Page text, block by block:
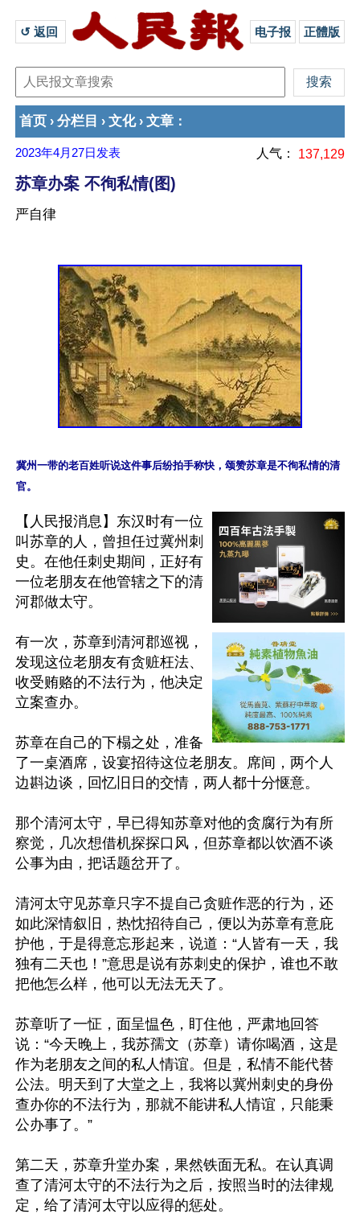
↺ 返回 电子报 正體版
首页 › 分栏目 › 文化› 文章 ：
2023年4月27日 发表 人气： 137,129
苏章办案 不徇私情(图)
严自律
冀州一带的老百姓听说这件事后纷拍手称快，颂赞苏章是不徇私情的清
【人民报消息】东汉时有一位
叫苏章的人，曾担任过冀州刺
史。在他任刺史期间，正好有
一位老朋友在他管辖之下的清
河郡做太守。
有一次，苏章到清河郡巡视，
发现这位老朋友有贪赃枉法、
收受贿赂的不法行为，他决定
立案查办。
苏章在自己的下榻之处，准备
了一桌酒席，设宴招待这位老朋友。席间，两个人
边斟边谈，回忆旧日的交情，两人都十分惬意。
那个清河太守，早已得知苏章对他的贪腐行为有所
察觉，几次想借机探探口风，但苏章都以饮酒不谈
公事为由，把话题岔开了。
清河太守见苏章只字不提自己贪赃作恶的行为，还
如此深情叙旧，热忱招待自己，便以为苏章有意庇
护他，于是得意忘形起来，说道：“人皆有一天，我
独有二天也！”意思是说有苏刺史的保护，谁也不敢
把他怎么样，他可以无法无天了。
苏章听了一怔，面呈愠色，盯住他，严肃地回答
说：“今天晚上，我苏孺文（苏章）请你喝酒，这是
作为老朋友之间的私人情谊。但是，私情不能代替
公法。明天到了大堂之上，我将以冀州刺史的身份
查办你的不法行为，那就不能讲私人情谊，只能秉
公办事了。”
第二天，苏章升堂办案，果然铁面无私。在认真调
查了清河太守的不法行为之后，按照当时的法律规
定，给了清河太守以应得的惩处。